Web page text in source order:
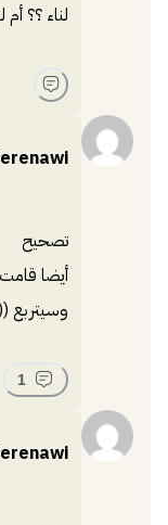
لناء ؟؟ أم
تصحيح
أيضا
وسيتربع
1